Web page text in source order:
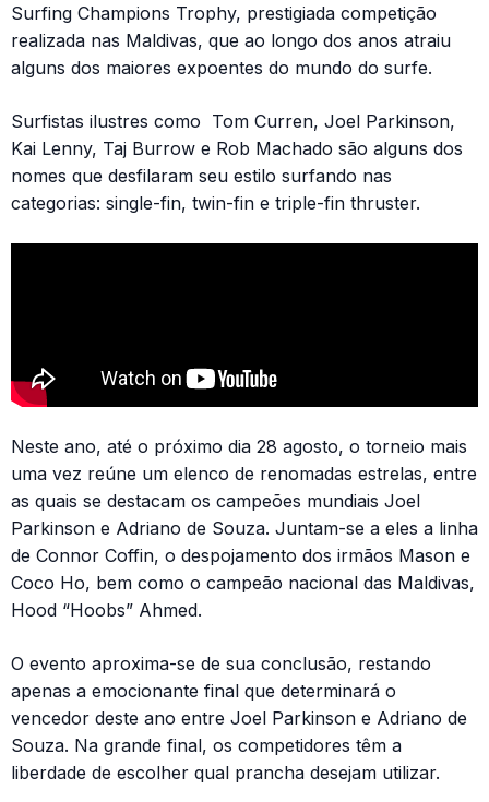
Surfing Champions Trophy, prestigiada competição
realizada nas Maldivas, que ao longo dos anos atraiu
alguns dos maiores expoentes do mundo do surfe.
Surfistas ilustres como Tom Curren, Joel Parkinson,
Kai Lenny, Taj Burrow e Rob Machado são alguns dos
nomes que desfilaram seu estilo surfando nas
categorias: single-fin, twin-fin e triple-fin thruster.
Neste ano, até o próximo dia 28 agosto, o torneio mais
uma vez reúne um elenco de renomadas estrelas, entre
as quais se destacam os campeões mundiais Joel
Parkinson e Adriano de Souza. Juntam-se a eles a linha
de Connor Coffin, o despojamento dos irmãos Mason e
Coco Ho, bem como o campeão nacional das Maldivas,
Hood “Hoobs” Ahmed.
O evento aproxima-se de sua conclusão, restando
apenas a emocionante final que determinará o
vencedor deste ano entre Joel Parkinson e Adriano de
Souza. Na grande final, os competidores têm a
liberdade de escolher qual prancha desejam utilizar.